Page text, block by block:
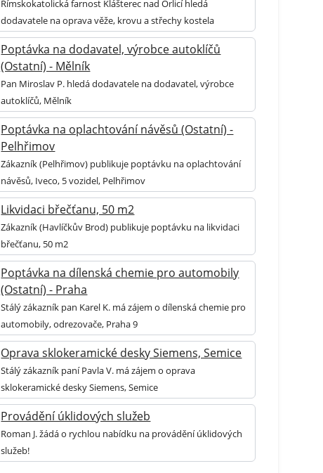
Římskokatolická farnost Klášterec nad Orlicí hledá
dodavatele na oprava věže, krovu a střechy kostela
Poptávka na dodavatel, výrobce autoklíčů
(Ostatní) - Mělník
Pan Miroslav P. hledá dodavatele na dodavatel, výrobce
autoklíčů, Mělník
Poptávka na oplachtování návěsů (Ostatní) -
Pelhřimov
Zákazník (Pelhřimov) publikuje poptávku na oplachtování
návěsů, Iveco, 5 vozidel, Pelhřimov
Likvidaci břečťanu, 50 m2
Zákazník (Havlíčkův Brod) publikuje poptávku na likvidaci
břečťanu, 50 m2
Poptávka na dílenská chemie pro automobily
(Ostatní) - Praha
Stálý zákazník pan Karel K. má zájem o dílenská chemie pro
automobily, odrezovače, Praha 9
Oprava sklokeramické desky Siemens, Semice
Stálý zákazník paní Pavla V. má zájem o oprava
sklokeramické desky Siemens, Semice
Provádění úklidových služeb
Roman J. žádá o rychlou nabídku na provádění úklidových
služeb!